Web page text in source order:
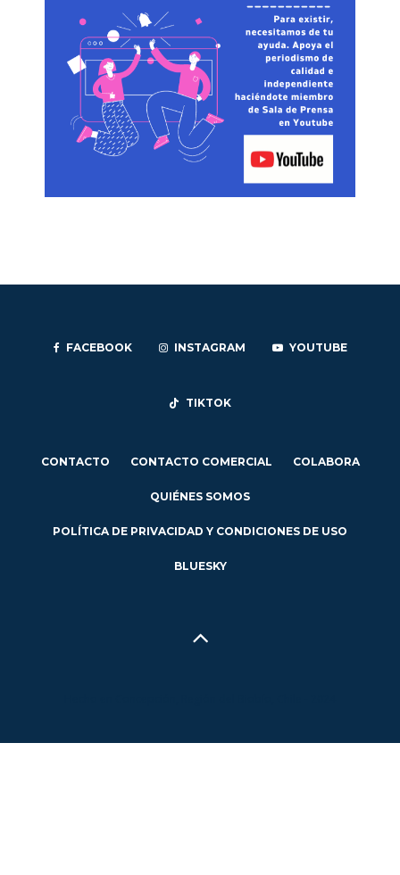
FACEBOOK INSTAGRAM YOUTUBE
TIKTOK
CONTACTO CONTACTO COMERCIAL COLABORA
QUIÉNES SOMOS
POLÍTICA DE PRIVACIDAD Y CONDICIONES DE USO
BLUESKY